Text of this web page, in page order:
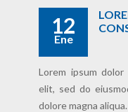
12
Ene
Lorem ipsum
elit, sed do
dolore magna